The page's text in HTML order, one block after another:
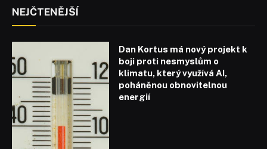
NEJČTENĚJŠÍ
Dan Kortus má nový projekt k
boji proti nesmyslům o
klimatu, který využívá AI,
poháněnou obnovitelnou
energií